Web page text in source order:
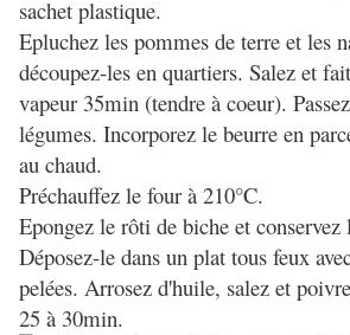
sachet plastique.
Epluchez les pommes de terre et les
découpez-les en quartiers. Salez et
vapeur 35min (tendre à coeur).
légumes. Incorporez le beurre en
au chaud.
Préchauffez le four à 210°C.
Epongez le rôti de biche et conservez
Déposez-le dans un plat tous feux
pelées. Arrosez d'huile, salez et
25 à 30min.